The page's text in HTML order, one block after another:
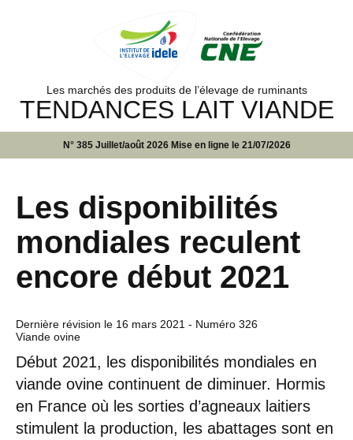
Les marchés des produits de l’élevage de ruminants
TENDANCES LAIT VIANDE
N° 385 Juillet/août 2026 Mise en ligne le 21/07/2026
Les disponibilités
mondiales reculent
encore début 2021
Dernière révision le 16 mars 2021 - Numéro 326
Viande ovine
Début 2021, les disponibilités mondiales en
viande ovine continuent de diminuer. Hormis
en France où les sorties d’agneaux laitiers
stimulent la production, les abattages sont en